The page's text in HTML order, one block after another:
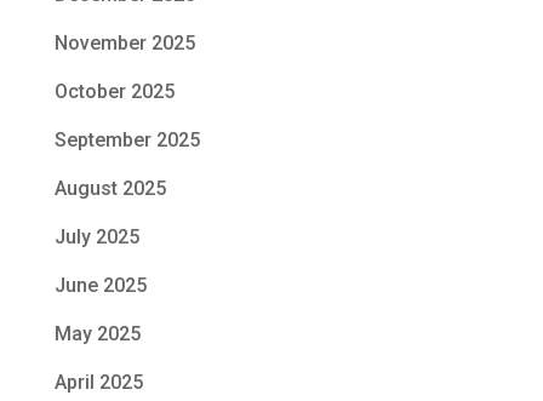
November 2025
October 2025
September 2025
August 2025
July 2025
June 2025
May 2025
April 2025